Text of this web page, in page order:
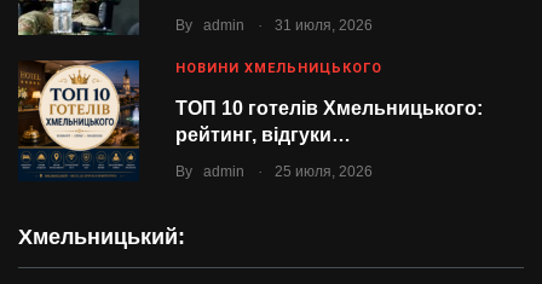
By admin 31 июля, 2026
НОВИНИ ХМЕЛЬНИЦЬКОГО
ТОП 10 готелів Хмельницького:
рейтинг, відгуки…
By admin 25 июля, 2026
Хмельницький: